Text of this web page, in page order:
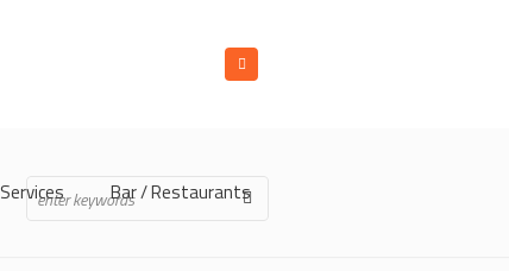
Services Bar / Restaurants